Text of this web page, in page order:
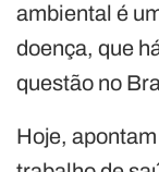
ambiental é
doença, que
questão no
Hoje,